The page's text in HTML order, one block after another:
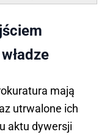
mają
utrwalone ich
aktu dywersji